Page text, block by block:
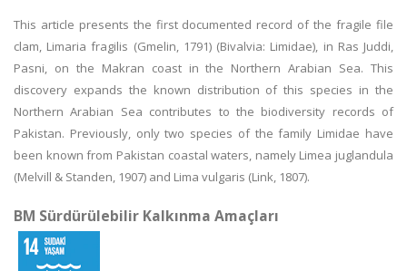
This article presents the first documented record of the fragile file
clam, Limaria fragilis (Gmelin, 1791) (Bivalvia: Limidae), in Ras Juddi,
Pasni, on the Makran coast in the Northern Arabian Sea. This
discovery expands the known distribution of this species in the
Northern Arabian Sea contributes to the biodiversity records of
Pakistan. Previously, only two species of the family Limidae have
been known from Pakistan coastal waters, namely Limea juglandula
(Melvill & Standen, 1907) and Lima vulgaris (Link, 1807).
BM Sürdürülebilir Kalkınma Amaçları